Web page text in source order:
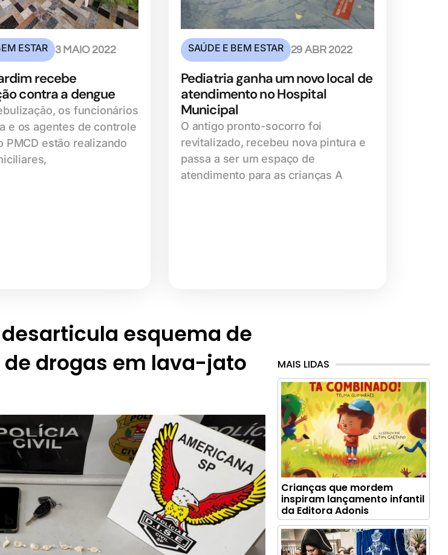
ESTAR 3 MAIO 2022
recebe
contra a dengue
os funcionários
e os agentes de controle
PMCD estão realizando
SAÚDE E BEM ESTAR 29 ABR 2022
Pediatria ganha um novo local de
atendimento no Hospital
Municipal
O antigo pronto-socorro foi
revitalizado, recebeu nova pintura e
passa a ser um espaço de
atendimento para as crianças A
desarticula esquema de
drogas em lava-jato
MAIS LIDAS
Crianças que mordem
inspiram lançamento infantil
da Editora Adonis